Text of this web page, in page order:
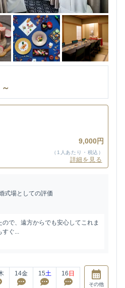
～
9,000円
（1人あたり・税込）
詳細を見る
式場としての評価
で、遠方からでも安心してこれま
すぐ...
14金 15土 16 日
その他